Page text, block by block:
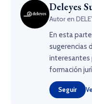
Deleyes
Autor en
En esta
sugerencias
interesantes
formación
Seguir